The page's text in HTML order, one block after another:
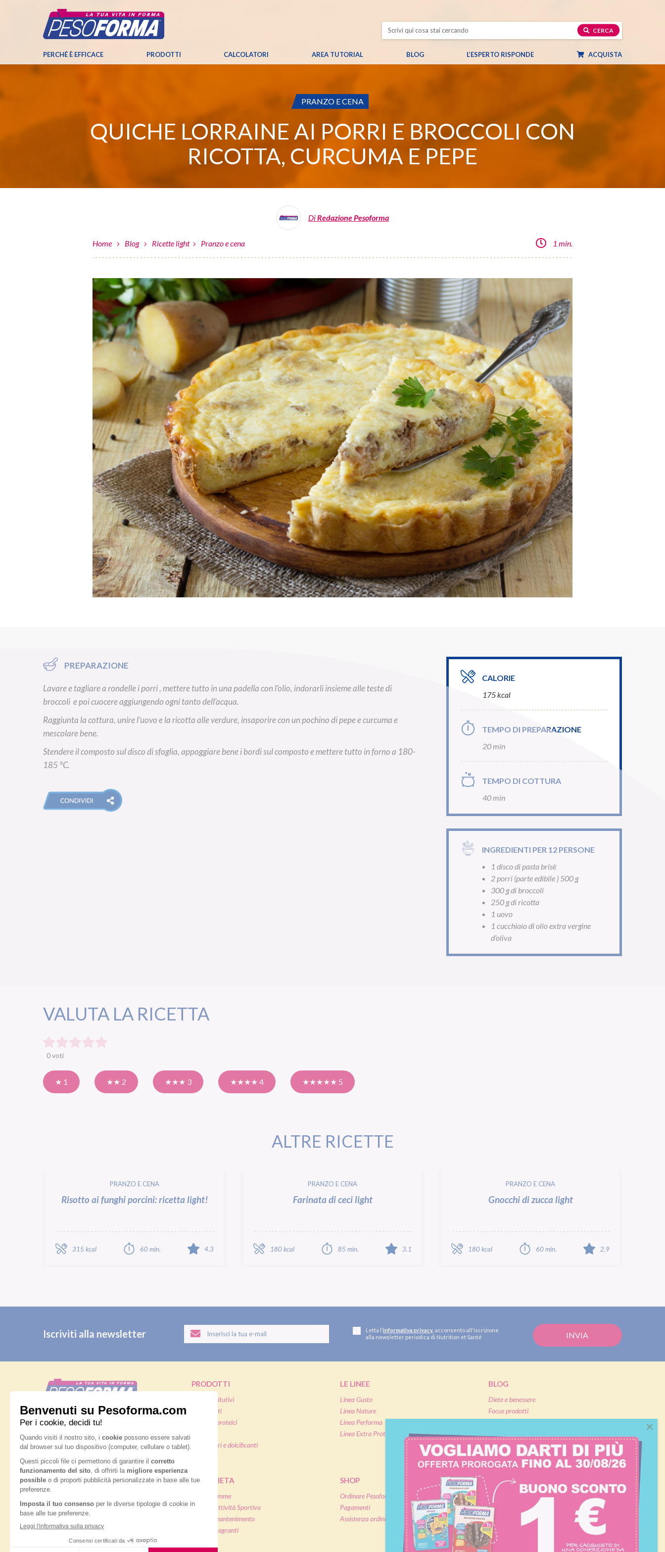
CERCA
PERCHÉ È EFFICACE PRODOTTI CALCOLATORI AREA TUTORIAL BLOG L’ESPERTO RISPONDE ACQUISTA
CATEGORIA:
PRANZO E CENA
QUICHE LORRAINE AI PORRI E BROCCOLI CON
RICOTTA, CURCUMA E PEPE
DiRedazione Pesoforma
Home Blog Ricette light Pranzo e cena 1 min.
PREPARAZIONE
Lavare e tagliare a rondelle i porri , mettere tutto in una padella con l’olio, indorarli insieme alle teste di
broccoli e poi cuocere aggiungendo ogni tanto dell’acqua.
Raggiunta la cottura, unire l’uovo e la ricotta alle verdure, insaporire con un pochino di pepe e curcuma e
mescolare bene.
Stendere il composto sul disco di sfoglia, appoggiare bene i bordi sul composto e mettere tutto in forno a 180-
185 °C.
CALORIE
175 kcal
TEMPO DI PREPARAZIONE
20 min
TEMPO DI COTTURA
40 min
INGREDIENTI PER 12 PERSONE
1 disco di pasta brisè
2 porri (parte edibile ) 500 g
300 g di broccoli
250 g di ricotta
1 uovo
1 cucchiaio di olio extra vergine
d’oliva
VALUTA LA RICETTA
0 voti
★ 1 ★★ 2 ★★★ 3 ★★★★ 4 ★★★★★ 5
ALTRE RICETTE
PRANZO E CENA
Risotto ai funghi porcini: ricetta light!
315 kcal 60 min. 4.3
PRANZO E CENA
Farinata di ceci light
180 kcal 85 min. 3.1
PRANZO E CENA
Gnocchi di zucca light
180 kcal 60 min. 2.9
Iscriviti alla newsletter Letta l'informativa privacy, acconsento all'iscrizione
alla newsletter periodica di Nutrition et Santé
Nutrition & Sante' Italia Spa
via Gioacchino Rossini 1/A
20045 Lainate (MI)
Servizio consumatori:
800-018124
Contatti
ORDINI TELEFONICI
800-018124
PRODOTTI
Pasti sostitutivi
Pasti salati
Alimenti proteici
Integratori e dolcificanti
LE LINEE
Linea Gusto
Linea Nature
Linea Performa
Linea Extra Protein
BLOG
Diete e benessere
Focus prodotti
Eventi e concorsi Pesoforma
PIANI DIETA
Dieta mamme
Diete & Attività Sportiva
Diete di mantenimento
Diete dimagranti
SHOP
Ordinare Pesoforma online
Pagamenti
Assistenza ordini online
CALCOLO BMI
L'ESPERTO RISPONDE
FAQ